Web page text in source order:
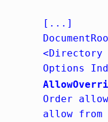
[...]
<Directory
Options
Order
allow